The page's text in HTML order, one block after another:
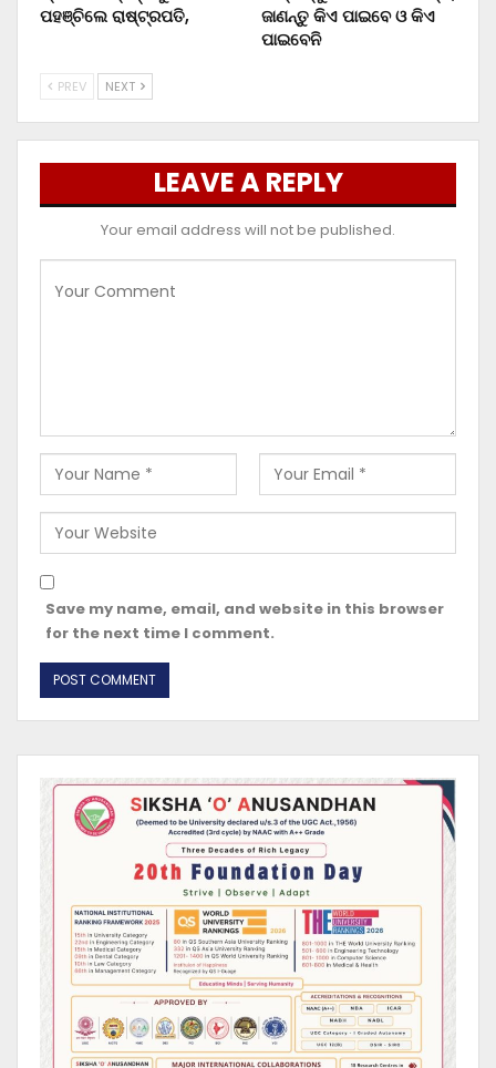
ପହଞ୍ଚିଲେ ରାଷ୍ଟ୍ରପତି,
ଜାଣନ୍ତୁ କିଏ ପାଇବେ ଓ କିଏ
ପାଇବେନି
PREV NEXT
LEAVE A REPLY
Your email address will not be published.
Save my name, email, and website in this browser
for the next time I comment.